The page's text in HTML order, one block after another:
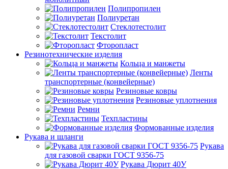
Полипропилен
Полиуретан
Стеклотестолит
Текстолит
Фторопласт
Резинотехнические изделия
Кольца и манжеты
Ленты
транспортерные (конвейерные)
Резиновые ковры
Резиновые уплотнения
Ремни
Техпластины
Формованные изделия
Рукава и шланги
Рукава
для газовой сварки ГОСТ 9356-75
Рукава Дюрит 40У